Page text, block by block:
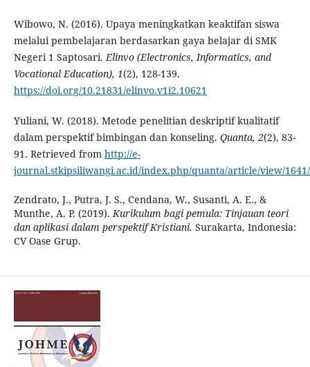
Wibowo, N. (2016). Upaya meningkatkan keaktifan siswa
melalui pembelajaran berdasarkan gaya belajar di SMK
Negeri 1 Saptosari. Elinvo (Electronics, Informatics, and
Vocational Education), 1(2), 128-139.
https://doi.org/10.21831/elinvo.v1i2.10621
Yuliani, W. (2018). Metode penelitian deskriptif kualitatif
dalam perspektif bimbingan dan konseling. Quanta, 2(2), 83-
91. Retrieved from http://e-
journal.stkipsiliwangi.ac.id/index.php/quanta/article/view/
Zendrato, J., Putra, J. S., Cendana, W., Susanti, A. E., &
Munthe, A. P. (2019). Kurikulum bagi pemula: Tinjauan teori
dan aplikasi dalam perspektif Kristiani. Surakarta, Indonesia:
CV Oase Grup.